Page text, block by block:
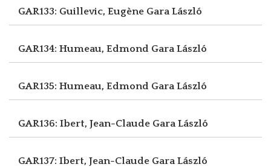
GAR133: Guillevic, Eugène Gara László
GAR134: Humeau, Edmond Gara László
GAR135: Humeau, Edmond Gara László
GAR136: Ibert, Jean-Claude Gara László
GAR137: Ibert, Jean-Claude Gara László